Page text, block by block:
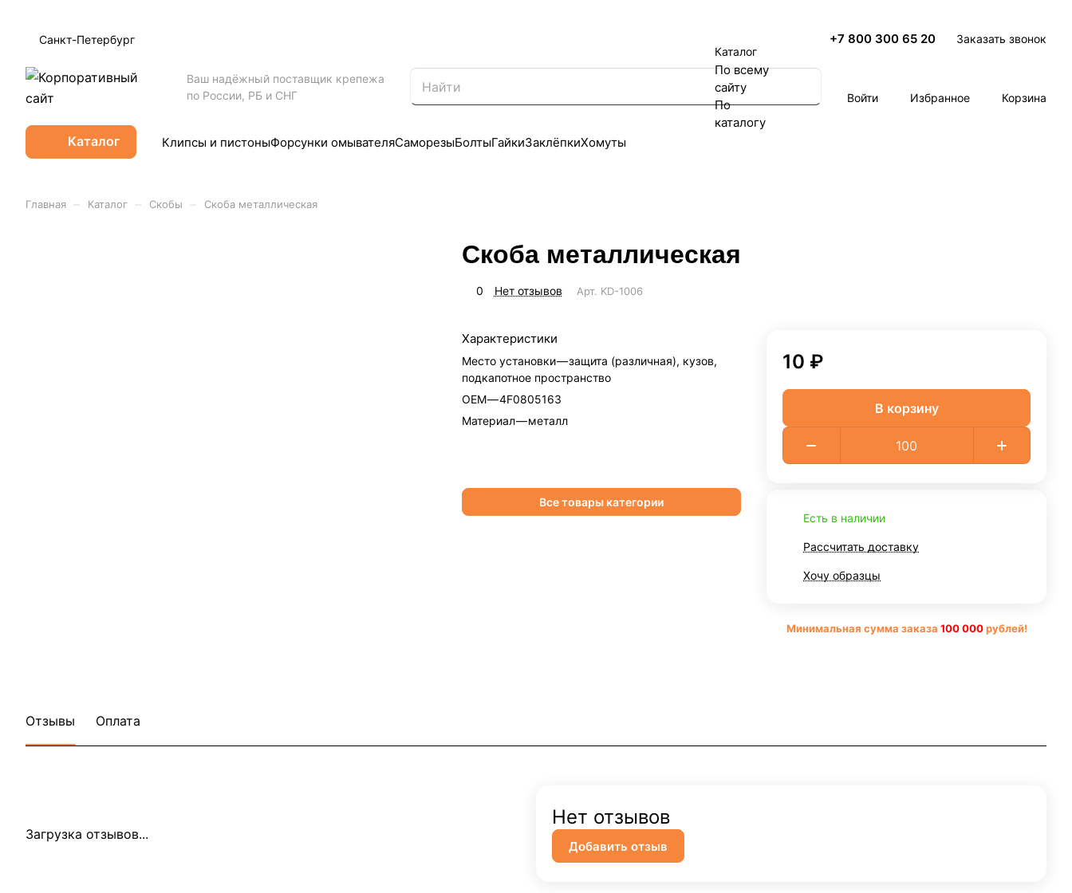
Санкт-Петербург +7 800 300 65 20 Заказать звонок
Ваш надёжный поставщик крепежа
по России, РБ и СНГ
Каталог
По всему
сайту
По
каталогу
Войти Избранное Корзина
Каталог Клипсы и пистоныФорсунки омывателяСаморезыБолтыГайкиЗаклёпкиХомуты
Главная Каталог Скобы Скоба металлическая
Скоба металлическая
0 Нет отзывов Арт. KD-1006
Характеристики
Место установки—защита (различная), кузов,
подкапотное пространство
OEM—4F0805163
Материал—металл
Все товары категории
10 ₽
В корзину
Есть в наличии
Рассчитать доставку
Хочу образцы
Минимальная сумма заказа 100 000рублей!
Отзывы Оплата
Загрузка отзывов...
Нет отзывов
Добавить отзыв